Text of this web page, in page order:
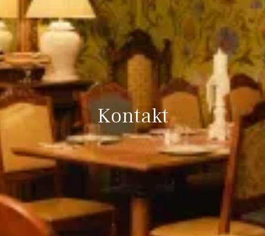
Kontakt